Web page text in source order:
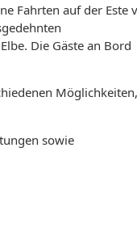
Fahrten auf der Este
Die Gäste an Bord
Möglichkeiten,
sowie